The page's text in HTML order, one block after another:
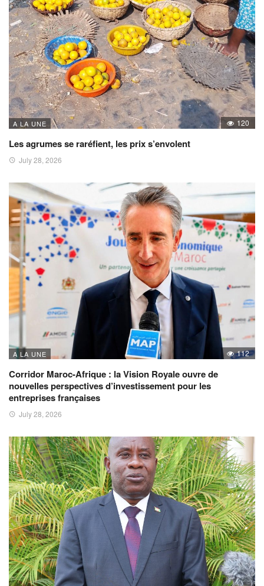
A LA UNE 120
Les agrumes se raréfient, les prix s’envolent
July 28, 2026
A LA UNE 112
Corridor Maroc-Afrique : la Vision Royale ouvre de
nouvelles perspectives d’investissement pour les
entreprises françaises
July 28, 2026